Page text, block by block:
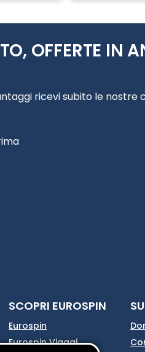
OFFERTE IN
ricevi subito le nostre
SCOPRI EUROSPIN
Eurospin
Eurospin Viaggi